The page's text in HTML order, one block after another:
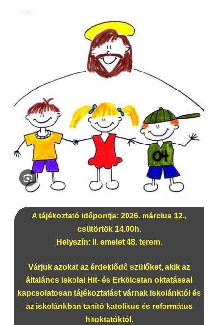
A tájékoztató időpontja: 2026. március 12.,
csütörtök 14.00h.
Helyszín: II. emelet 48. terem.
Várjuk azokat az érdeklődő szülőket, akik az
általános iskolai Hit- és Erkölcstan oktatással
kapcsolatosan tájékoztatást várnak iskolánktól és
az iskolánkban tanító katolikus és református
hitoktatóktól.